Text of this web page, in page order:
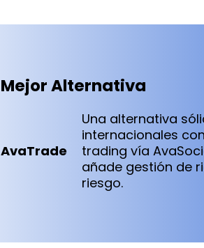
Mejor Alternativa
AvaTrade
Una alternativa
internacionales
trading vía
añade gestión de
riesgo.